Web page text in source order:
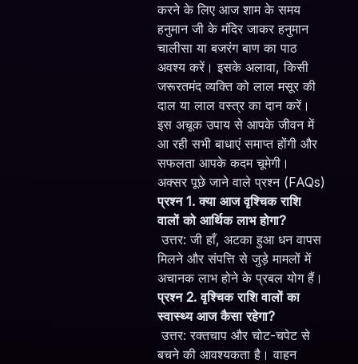
करने के लिए आज शाम के समय
हनुमान जी के मंदिर जाकर हनुमान
चालीसा या बजरंग बाण का पाठ
अवश्य करें। इसके अलावा, किसी
जरूरतमंद व्यक्ति को लाल मसूर की
दाल या लाल वस्त्र का दान करें।
इस अचूक उपाय से आपके जीवन में
आ रही सभी बाधाएं समाप्त होंगी और
सफलता आपके कदम चूमेगी।
अक्सर पूछे जाने वाले प्रश्न (FAQs)
प्रश्न 1. क्या आज वृश्चिक राशि
वालों को आर्थिक लाभ होगा?
उत्तर: जी हाँ, अटका हुआ धन वापस
मिलने और संपत्ति से जुड़े मामलों में
अचानक लाभ होने के प्रबल योग हैं।
प्रश्न 2. वृश्चिक राशि वालों का
स्वास्थ्य आज कैसा रहेगा?
उत्तर: रक्तचाप और चोट-चपेट से
बचने की आवश्यकता है। वाहन